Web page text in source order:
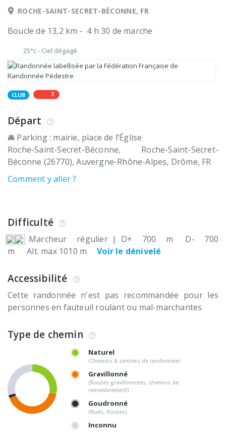
ROCHE-SAINT-SECRET-BÉCONNE, FR
Boucle de 13,2 km - 4 h 30 de marche
25°c- Ciel dégagé
CLUB 3
Départ
🚘 Parking : mairie, place de l’Église
Roche-Saint-Secret-Béconne
Roche-Saint-Secret-
Béconne (26770) Auvergne-Rhône-Alpes, Drôme FR
Comment y aller ?
Difficulté
Marcheur régulier | D+ 700 m
D- 700
m
Alt. max 1010 m Voir le dénivelé
Accessibilité
Cette randonnée n'est pas recommandée pour les
personnes en fauteuil roulant ou mal-marchantes
Type de chemin
Naturel
(Chemins & sentiers de randonnée)
Gravillonné
(Routes gravillonnées, chemins de
remembrement)
Goudronné
(Rues, Routes)
Inconnu